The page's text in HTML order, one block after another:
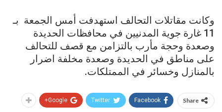
وكانت مقاتلات التحالف استهدفت أمس الجمعة بـ
11 غارة جوية المدنيين في محافظات الحديدة
وصعدة وحجة مأرب بالتزامن مع قصف للتحالف
على مناطق في الحديدة وصعدة مخلفة اضرار
بالمنازل وخسائر في الممتلكات.
Share
Facebook
Twitter
Google+